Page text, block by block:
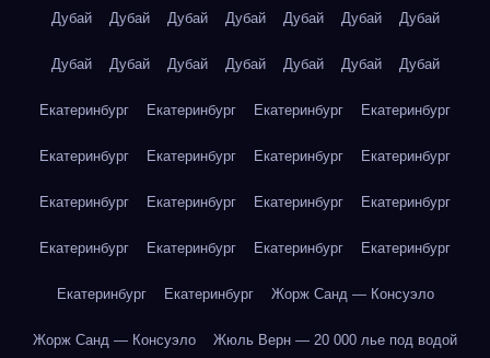
Дубай Дубай Дубай Дубай Дубай Дубай Дубай
Дубай Дубай Дубай Дубай Дубай Дубай Дубай
Екатеринбург Екатеринбург Екатеринбург Екатеринбург
Екатеринбург Екатеринбург Екатеринбург Екатеринбург
Екатеринбург Екатеринбург Екатеринбург Екатеринбург
Екатеринбург Екатеринбург Екатеринбург Екатеринбург
Екатеринбург Екатеринбург Жорж Санд — Консуэло
Жорж Санд — Консуэло Жюль Верн — 20 000 лье под водой